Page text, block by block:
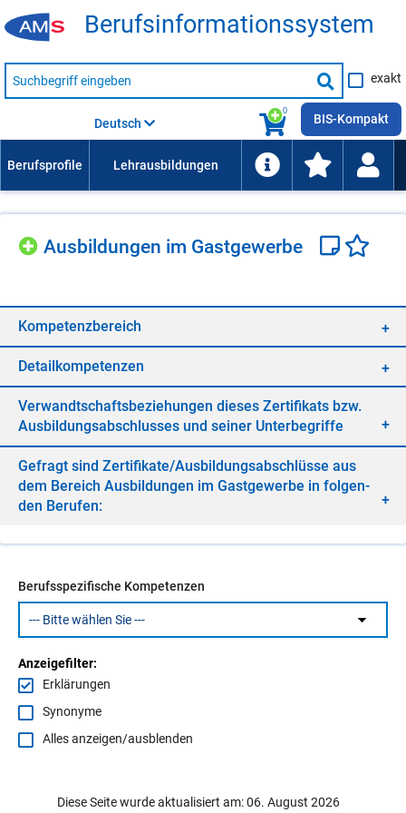
Be­rufs­in­for­ma­ti­ons­sys­tem
Suche
nach
Suche
starten
exakt
0
Deutsch BIS-Kompakt
Aus­bil­dun­gen im Gast­ge­wer­be
Kom­pe­tenz­be­reich
De­tail­kom­pe­ten­zen
Ver­wandt­schafts­be­zie­hun­gen die­ses Zer­ti­fi­kats bzw.
Aus­bil­dungs­ab­schlus­ses und sei­ner Un­ter­be­grif­fe
Ge­fragt sind Zer­ti­fi­ka­te/​Aus­bil­dungs­ab­schlüs­se aus
dem Be­reich Aus­bil­dun­gen im Gast­ge­wer­be in fol­gen­
den Be­ru­fen:
Berufsspezifische Kompetenzen
Anzeigefilter:
Erklärungen
Synonyme
Alles anzeigen/ausblenden
Diese Seite wurde aktualisiert am: 06. August 2026